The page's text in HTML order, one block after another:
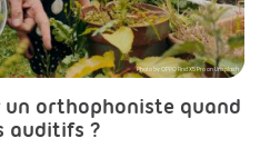
Photo by OPPO Find X5 Pro on Unsplash
un orthophoniste quand
auditifs ?